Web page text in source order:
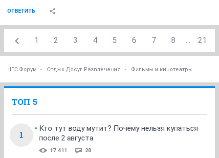
ОТВЕТИТЬ
1 2 3 4 5 6 7 8 ... 21
НГС.Форум Отдых Досуг Развлечения Фильмы и кинотеатры
ТОП 5
1
Кто тут воду мутит? Почему нельзя купаться
после 2 августа
17 411 28